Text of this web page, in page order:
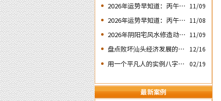
二‘壬子’ 日
2026年运势早知道：丙午年
四‘庚子’ 日
11/09
2026年运势早知道：丙午年
运势不好的4个日期出生人
之一‘戊子’ 日
11/08
2026年阴阳宅风水修造动土 11/09
盘点败坏汕头经济发展的四
12/16
用一个平凡人的实例八字论
02/19
最新案例